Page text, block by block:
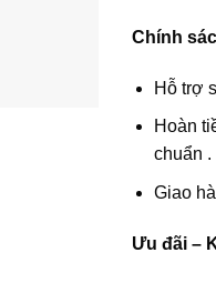
Chính
Hỗ trợ
Hoàn
chuẩn .
Giao
Ưu đãi –